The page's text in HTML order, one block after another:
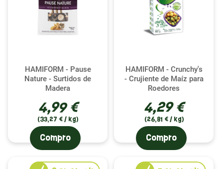
HAMIFORM - Pause
Nature - Surtidos de
Madera
4,99 €
(33,27 € / kg)
Compro
HAMIFORM - Crunchy's
- Crujiente de Maíz para
Roedores
4,29 €
(26,81 € / kg)
Compro